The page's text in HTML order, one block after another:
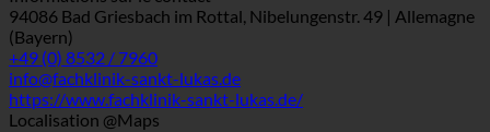
Signet
Informations sur le contact
94086 Bad Griesbach im Rottal, Nibelungenstr. 49 | Allemagne
(Bayern)
+49 (0) 8532 / 7960
info@fachklinik-sankt-lukas.de